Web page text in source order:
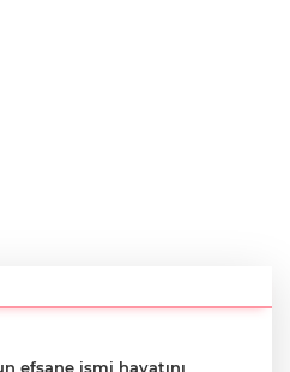
efsane ismi hayatını